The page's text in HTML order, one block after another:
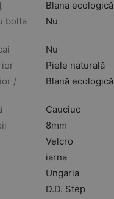
Blana ecologică
bolta
Nu
Nu
Piele naturală
/
Blană ecologică
Cauciuc
8mm
Velcro
iarna
Ungaria
D.D. Step